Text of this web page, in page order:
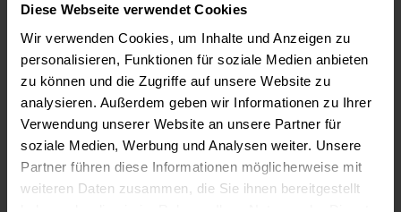
Diese Webseite verwendet Cookies
Wir verwenden Cookies, um Inhalte und Anzeigen zu
personalisieren, Funktionen für soziale Medien anbieten
zu können und die Zugriffe auf unsere Website zu
analysieren. Außerdem geben wir Informationen zu Ihrer
Verwendung unserer Website an unsere Partner für
soziale Medien, Werbung und Analysen weiter. Unsere
Partner führen diese Informationen möglicherweise mit
weiteren Daten zusammen, die Sie ihnen bereitgestellt
150,09 €
3.000 Liter
148,50 €
148,50 €
147,18 €
Preise für Heizöl in Standardqualität nach Ö-Norm C 1109 in € / 100